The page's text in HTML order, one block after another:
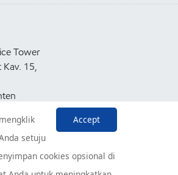
Tower
Kav. 15,
Accept
setuju
cookies opsional di